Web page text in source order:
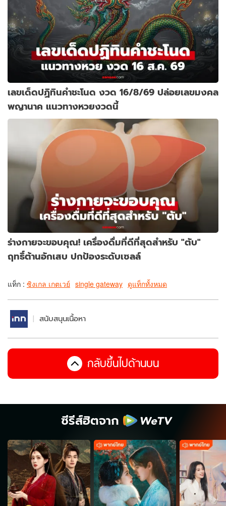
เลขเด็ดปฏิทินคำชะโนด งวด 16/8/69 ปล่อยเลขมงคล
พญานาค แนวทางหวยงวดนี้
ร่างกายจะขอบคุณ! เครื่องดื่มที่ดีที่สุดสำหรับ "ตับ"
ฤทธิ์ต้านอักเสบ ปกป้องระดับเซลล์
แท็ก : ซิงเกล เกตเวย์ single gateway ดูแท็กทั้งหมด
สนับสนุนเนื้อหา
กลับขึ้นไปด้านบน
ซีรีส์ฮิตจาก